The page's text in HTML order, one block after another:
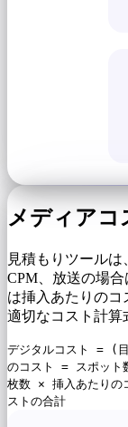
メディアコ
見積もりツール
CPM、放送の場
は挿入あたりのコ
適切なコスト計算
デジタルコスト = (
のコスト = スポット
枚数 × 挿入あたりの
ストの合計